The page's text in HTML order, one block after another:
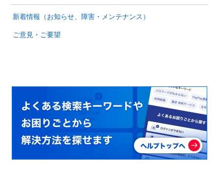
新着情報（お知らせ、障害・メンテナンス）
ご意見・ご要望